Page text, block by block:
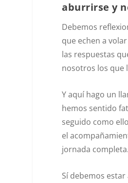
aburrirse y
Debemos
que echen a
las respuestas
nosotros los que
Y aquí hago un
hemos sentido
seguido como
el
jornada completa.
Sí debemos